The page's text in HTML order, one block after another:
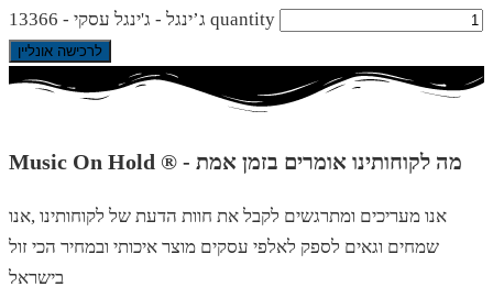
ג’ינגל - ג'ינגל עסקי - 13366 quantity
לרכישה אונליין
Music On Hold ® - מה לקוחותינו אומרים בזמן אמת
אנו מעריכים ומתרגשים לקבל את חוות הדעת של לקוחותינו ,אנו
שמחים וגאים לספק לאלפי עסקים מוצר איכותי ובמחיר הכי זול
בישראל